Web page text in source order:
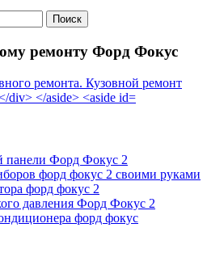
ремонту Форд Фокус
панели Форд Фокус 2
форд фокус 2 своими руками
форд фокус 2
давления Форд Фокус 2
форд фокус